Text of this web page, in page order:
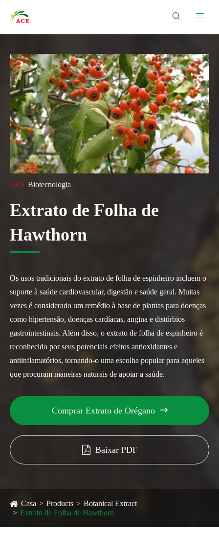
 
ACE Biotecnologia
Extrato de Folha de
Hawthorn
Os usos tradicionais do extrato de folha de espinheiro incluem o
suporte à saúde cardiovascular, digestão e saúde geral. Muitas
vezes é considerado um remédio à base de plantas para doenças
como hipertensão, doenças cardíacas, angina e distúrbios
gastrointestinais. Além disso, o extrato de folha de espinheiro é
reconhecido por seus potenciais efeitos antioxidantes e
antiinflamatórios, tornando-o uma escolha popular para aqueles
que procuram maneiras naturais de apoiar a saúde.
Comprar Extrato de Orégano 
Baixar PDF
Casa Products
Botanical Extract
Extrato de Folha de Hawthorn